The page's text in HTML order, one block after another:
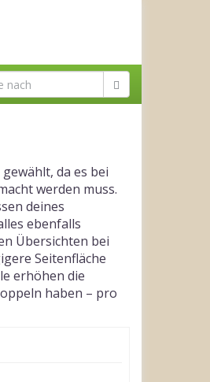
da es bei
werden muss.
deines
ebenfalls
Übersichten bei
Seitenfläche
erhöhen die
haben – pro